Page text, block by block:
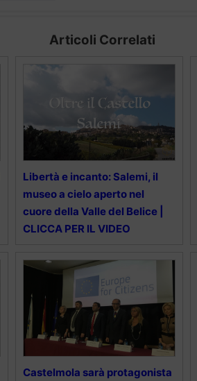
Articoli Correlati
Libertà e incanto: Salemi, il
museo a cielo aperto nel
cuore della Valle del Belice |
CLICCA PER IL VIDEO
Castelmola sarà protagonista